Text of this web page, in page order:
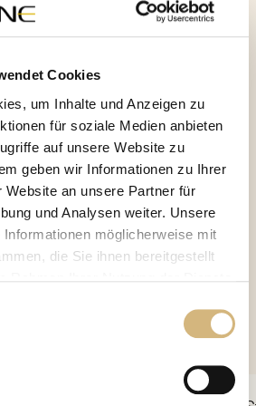
Cookies
um Inhalte und Anzeigen zu
für soziale Medien anbieten
auf unsere Website zu
geben wir Informationen zu Ihrer
Website an unsere Partner für
und Analysen weiter. Unsere
möglicherweise mit
die Sie ihnen bereitgestellt
und im
wer wir sind, wie Sie uns
wie wir personenbezogene